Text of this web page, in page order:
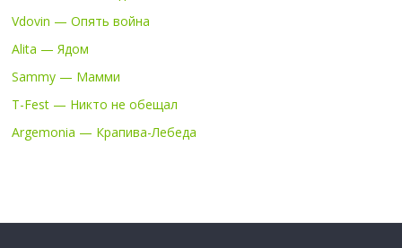
Vdovin — Опять война
Alita — Ядом
Sammy — Мамми
T-Fest — Никто не обещал
Argemonia — Крапива-Лебеда